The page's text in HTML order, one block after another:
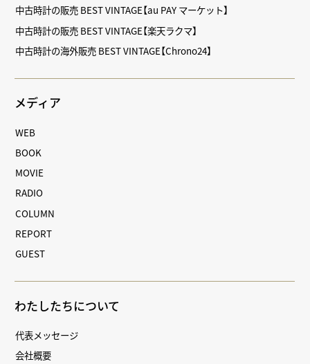
中古時計の販売 BEST VINTAGE【au PAY マーケット】
中古時計の販売 BEST VINTAGE【楽天ラクマ】
中古時計の海外販売 BEST VINTAGE【Chrono24】
メディア
WEB
BOOK
MOVIE
RADIO
COLUMN
REPORT
GUEST
わたしたちについて
代表メッセージ
会社概要